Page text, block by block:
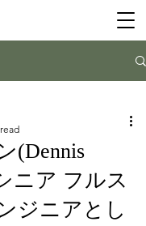
(Dennis
ニア フルス
ジニアとし